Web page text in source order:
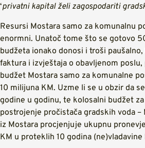
‘privatni kapital želi zagospodariti
Resursi Mostara samo za komunalnu
enormni. Unatoč tome što se gotovo
budžeta ionako donosi i troši paušalno,
faktura i izvještaja o obavljenom
budžet Mostara samo za komunalne
10 milijuna KM. Uzme li se u obzir da
godine u godinu, te kolosalni budžet
postrojenje pročistača gradskih voda –
iz Mostara procjenjuje ukupnu
KM u proteklih 10 godina